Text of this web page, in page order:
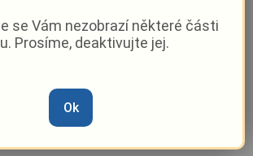
řidiče v Plánici a hned běžel k
Policie pátrá po muži z
Zahrádkář v Tachově přišel o stromy.
Vyšetřování policie odhalilo přísně
se Vám nezobrazí některé části
Prosíme, deaktivujte jej.
Ok